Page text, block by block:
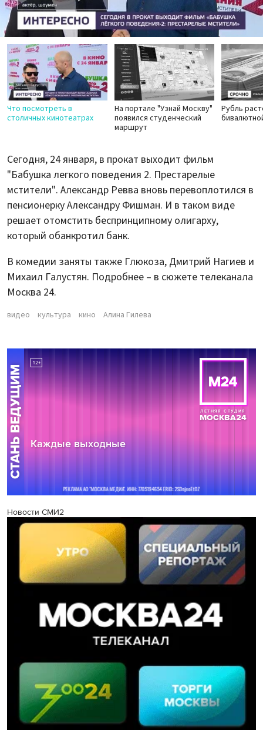
Video
Что посмотреть в
столичных кинотеатрах
На портале "Узнай Москву"
появился студенческий
маршрут
Рубль
Сегодня, 24 января, в прокат выходит фильм
"Бабушка легкого поведения 2. Престарелые
мстители". Александр Ревва вновь перевоплотился в
пенсионерку Александру Фишман. И в таком виде
решает отомстить беспринципному олигарху,
который обанкротил банк.
В комедии заняты также Глюкоза, Дмитрий Нагиев и
Михаил Галустян. Подробнее – в сюжете телеканала
Москва 24.
видео культура кино Алина Гилева
Новости СМИ2